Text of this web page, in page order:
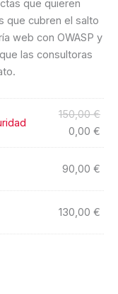
que quieren
que cubren el salto
web con OWASP y
las consultoras
150,00€
0,00 €
90,00 €
130,00 €